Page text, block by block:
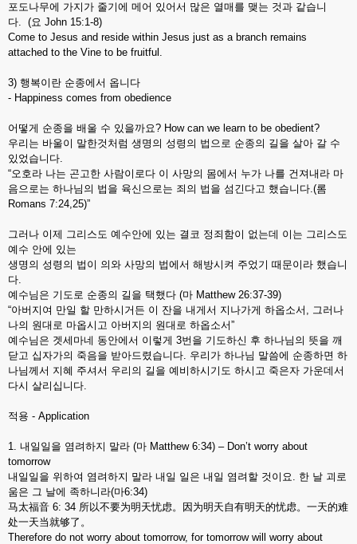
포도나무에 가지가 줄기에 메어 있어서 많은 열매를 맺는 것과 같습니
다. (요 John 15:1-8)
Come to Jesus and reside within Jesus just as a branch remains
attached to the Vine to be fruitful.
3) 행복이란 순종에서 옵니다
- Happiness comes from obedience
어떻게 순종을 배울 수 있을까요? How can we learn to be obedient?
우리는 바울이 말한것처럼 생명의 성령의 법으로 순종의 길을 살아 갈 수
있었습니다.
“오호라 나는 곤고한 사람이로다 이 사망의 몸에서 누가 나를 건져내라 마
음으로는 하나님의 법을 육신으로는 죄의 법을 섬긴다고 했습니다.(롬
Romans 7:24,25)”
그러나 이제 그리스도 예수안에 있는 결코 정죄함이 없는데 이는 그리스도
예수 안에 있는
생명의 성령의 법이 의와 사망의 법에서 해방시켜 주었기 때문이라 했습니
다.
예수님은 기도로 순종의 길을 택했다 (마 Matthew 26:37-39)
“아버지여 만일 할 만하시거든 이 잔을 내게서 지나가게 하옵소서, 그러나
나의 원대로 마옵시고 아버지의 원대로 하옵소서”
예수님은 겟세마네 동안에서 이렇게 3번을 기도하신 후 하나님의 뜻을 깨
닫고 십자가의 죽음을 받아드렸습니다. 우리가 하나님 말씀에 순종하면 하
나님께서 지혜 주셔서 우리의 길을 예비하시기도 하시고 죽은자 가운데서
다시 살리십니다.
적용 - Application
1. 내일일을 염려하지 말라 (마 Matthew 6:34) – Don’t worry about
tomorrow
내일일을 위하여 염려하지 말라 내일 일은 내일 염려할 것이요. 한 날 괴로
움은 그 날에 족하니라(마6:34)
马太福音 6: 34 所以不要为明天忧虑。因为明天自有明天的忧虑。一天的难
处一天当就够了。
Therefore do not worry about tomorrow, for tomorrow will worry about